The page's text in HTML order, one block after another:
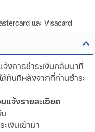
และ Visacard
งการชำระเงินกลับมาที่
ด้ทันทีหลังจากที่ท่านชำระ
แจ้งรายละเอียด
งินเข้ามา